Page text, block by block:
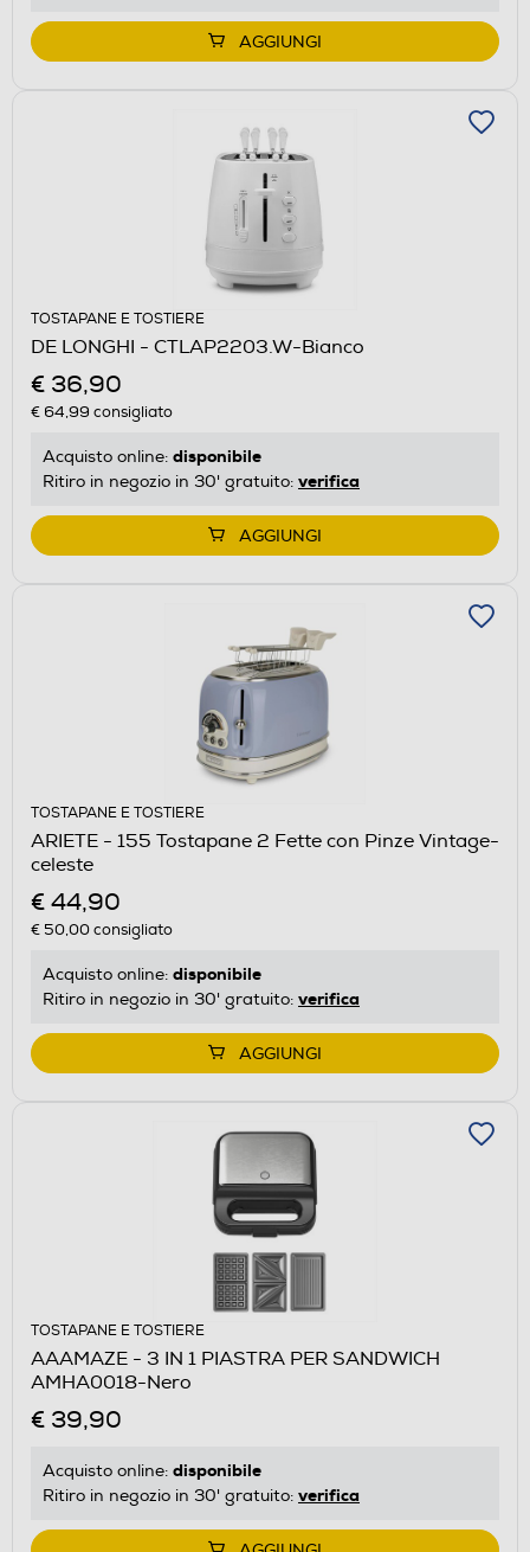
AGGIUNGI
TOSTAPANE E TOSTIERE
DE LONGHI - CTLAP2203.W-Bianco
€ 36,90
€ 64,99 consigliato
Acquisto online: disponibile
Ritiro in negozio in 30' gratuito: verifica
AGGIUNGI
TOSTAPANE E TOSTIERE
ARIETE - 155 Tostapane 2 Fette con Pinze Vintage-
celeste
€ 44,90
€ 50,00consigliato
Acquisto online: disponibile
Ritiro in negozio in 30' gratuito: verifica
AGGIUNGI
TOSTAPANE E TOSTIERE
AAAMAZE - 3 IN 1 PIASTRA PER SANDWICH
AMHA0018-Nero
€ 39,90
Acquisto online: disponibile
Ritiro in negozio in 30' gratuito: verifica